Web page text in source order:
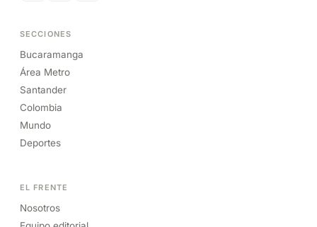
SECCIONES
Bucaramanga
Área Metro
Santander
Colombia
Mundo
Deportes
EL FRENTE
Nosotros